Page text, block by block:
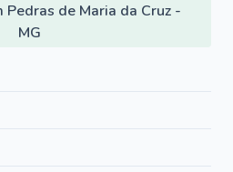
Pedras de Maria da Cruz -
MG